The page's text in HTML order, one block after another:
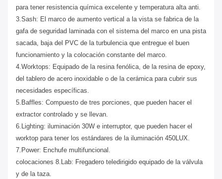
para tener resistencia química excelente y temperatura alta anti.
3.Sash: El marco de aumento vertical a la vista se fabrica de la
gafa de seguridad laminada con el sistema del marco en una pista
sacada, baja del PVC de la turbulencia que entregue el buen
funcionamiento y la colocación constante del marco.
4.Worktops: Equipado de la resina fenólica, de la resina de epoxy,
del tablero de acero inoxidable o de la cerámica para cubrir sus
necesidades específicas.
5.Baffles: Compuesto de tres porciones, que pueden hacer el
extractor controlado y se llevan.
6.Lighting: iluminación 30W e interruptor, que pueden hacer el
worktop para tener los estándares de la iluminación 450LUX.
7.Power: Enchufe multifuncional.
colocaciones 8.Lab: Fregadero teledirigido equipado de la válvula
y de la taza.